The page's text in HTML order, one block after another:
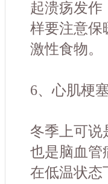
起溃疡发作
样要注意保
激性食物。
6、心肌梗
冬季上可说
也是脑血管
在低温状态